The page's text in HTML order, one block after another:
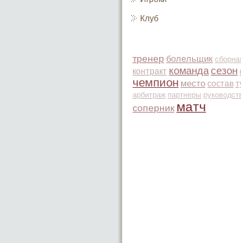
Клуб
тренер болельщик
контракт командасезон
чемпион место состав
арбитраж партнеры
соперник матч